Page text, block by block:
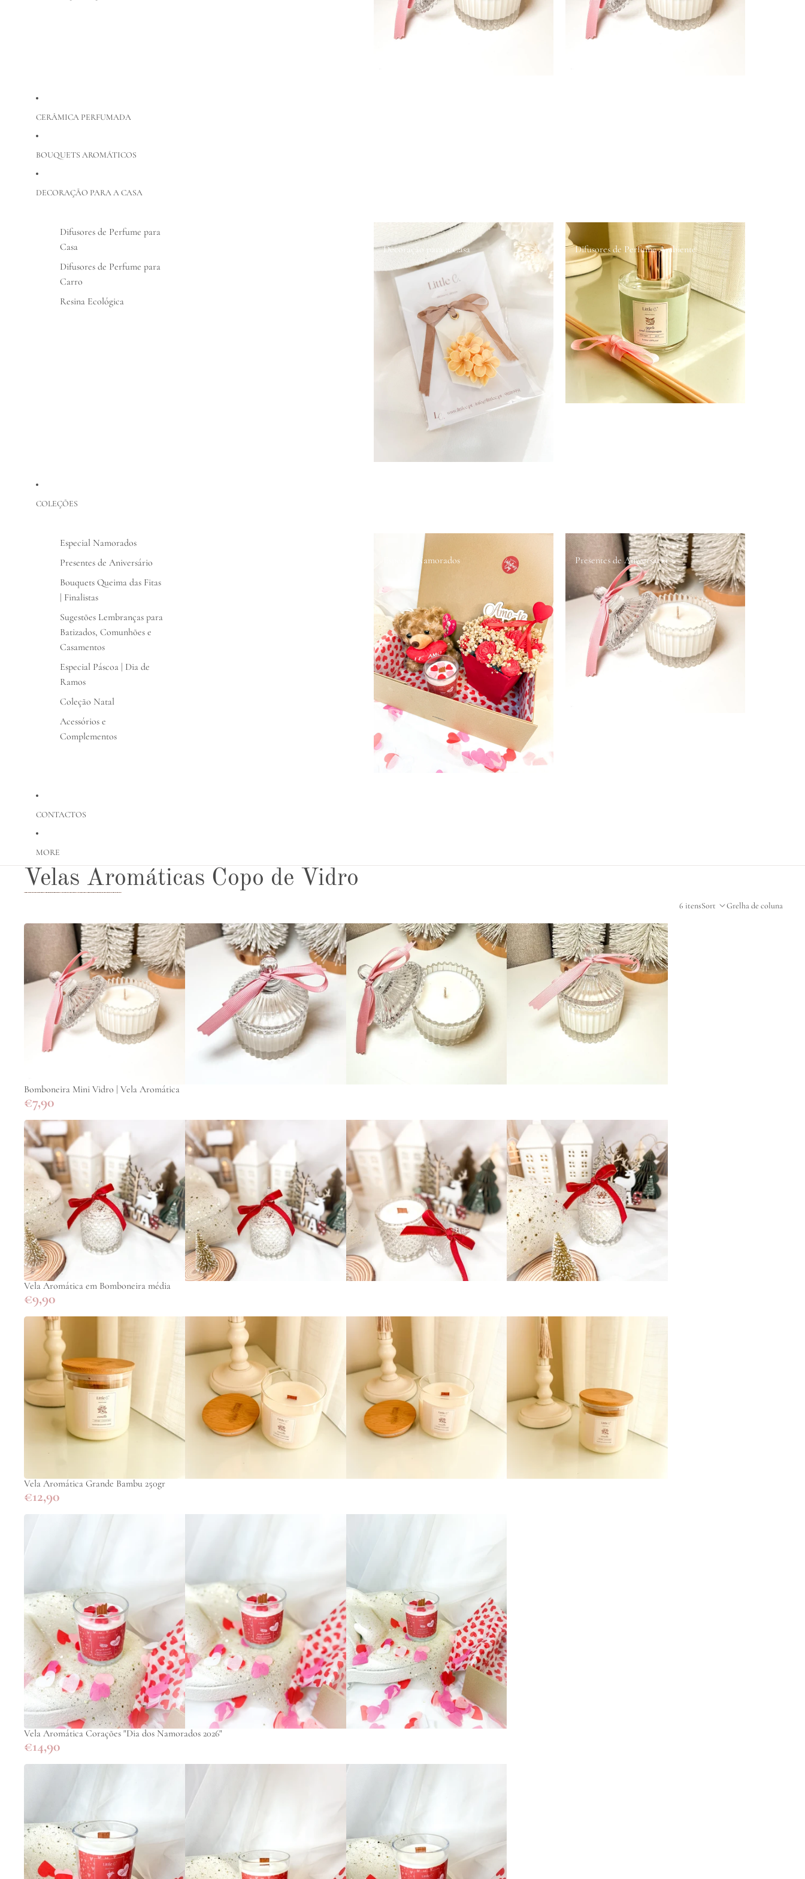
CERÂMICA PERFUMADA
BOUQUETS AROMÁTICOS
DECORAÇÃO PARA A CASA
Difusores de Perfume para
Casa
Difusores de Perfume para
Carro
Resina Ecológica
Decoração para a Casa Difusores de Perfume Ambiente
COLEÇÕES
Especial Namorados
Presentes de Aniversário
Bouquets Queima das Fitas
| Finalistas
Sugestões Lembranças para
Batizados, Comunhões e
Casamentos
Especial Páscoa | Dia de
Ramos
Coleção Natal
Acessórios e
Complementos
Especial Namorados Presentes de Aniversário
CONTACTOS
MORE
Velas Aromáticas Copo de Vidro
Saltar para lista de resultados
6 itensSort Grelha de coluna
Bomboneira Mini Vidro | Vela Aromática
€7,90
Vela Aromática em Bomboneira média
€9,90
Vela Aromática Grande Bambu 250gr
€12,90
Vela Aromática Corações "Dia dos Namorados 2026"
€14,90